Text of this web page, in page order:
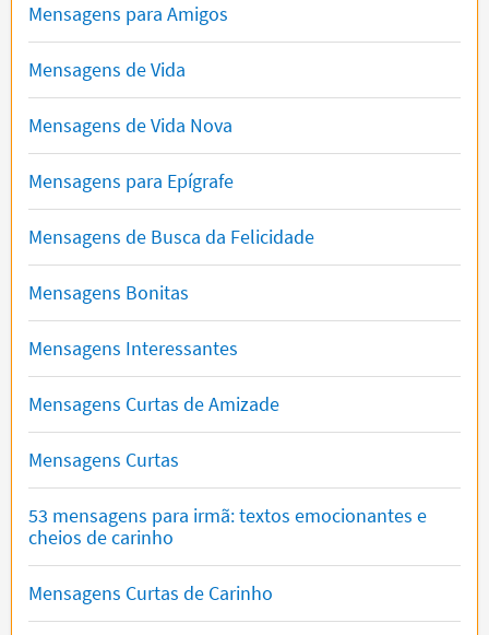
Mensagens para Amigos
Mensagens de Vida
Mensagens de Vida Nova
Mensagens para Epígrafe
Mensagens de Busca da Felicidade
Mensagens Bonitas
Mensagens Interessantes
Mensagens Curtas de Amizade
Mensagens Curtas
53 mensagens para irmã: textos emocionantes e
cheios de carinho
Mensagens Curtas de Carinho